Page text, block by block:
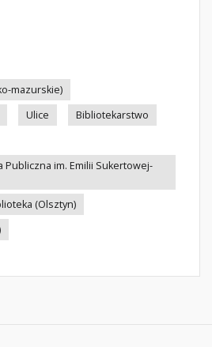
mazurskie)
Ulice
Bibliotekarstwo
im. Emilii Sukertowej-
(Olsztyn)